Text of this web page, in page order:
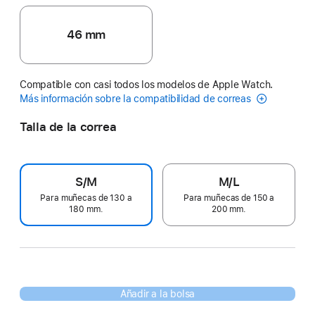
46 mm
Compatible con casi todos los modelos de Apple Watch.
Más información sobre la compatibilidad de correas
Talla de la correa
S/M
Para muñecas de 130 a
180 mm.
M/L
Para muñecas de 150 a
200 mm.
Añadir a la bolsa